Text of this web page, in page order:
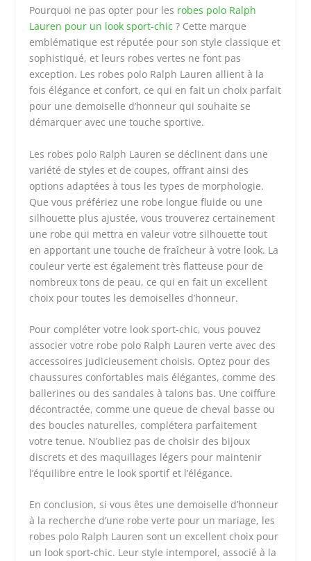
Pourquoi ne pas opter pour les robes polo Ralph
Lauren pour un look sport-chic ? Cette marque
emblématique est réputée pour son style classique et
sophistiqué, et leurs robes vertes ne font pas
exception. Les robes polo Ralph Lauren allient à la
fois élégance et confort, ce qui en fait un choix parfait
pour une demoiselle d’honneur qui souhaite se
démarquer avec une touche sportive.
Les robes polo Ralph Lauren se déclinent dans une
variété de styles et de coupes, offrant ainsi des
options adaptées à tous les types de morphologie.
Que vous préfériez une robe longue fluide ou une
silhouette plus ajustée, vous trouverez certainement
une robe qui mettra en valeur votre silhouette tout
en apportant une touche de fraîcheur à votre look. La
couleur verte est également très flatteuse pour de
nombreux tons de peau, ce qui en fait un excellent
choix pour toutes les demoiselles d’honneur.
Pour compléter votre look sport-chic, vous pouvez
associer votre robe polo Ralph Lauren verte avec des
accessoires judicieusement choisis. Optez pour des
chaussures confortables mais élégantes, comme des
ballerines ou des sandales à talons bas. Une coiffure
décontractée, comme une queue de cheval basse ou
des boucles naturelles, complétera parfaitement
votre tenue. N’oubliez pas de choisir des bijoux
discrets et des maquillages légers pour maintenir
l’équilibre entre le look sportif et l’élégance.
En conclusion, si vous êtes une demoiselle d’honneur
à la recherche d’une robe verte pour un mariage, les
robes polo Ralph Lauren sont un excellent choix pour
un look sport-chic. Leur style intemporel, associé à la